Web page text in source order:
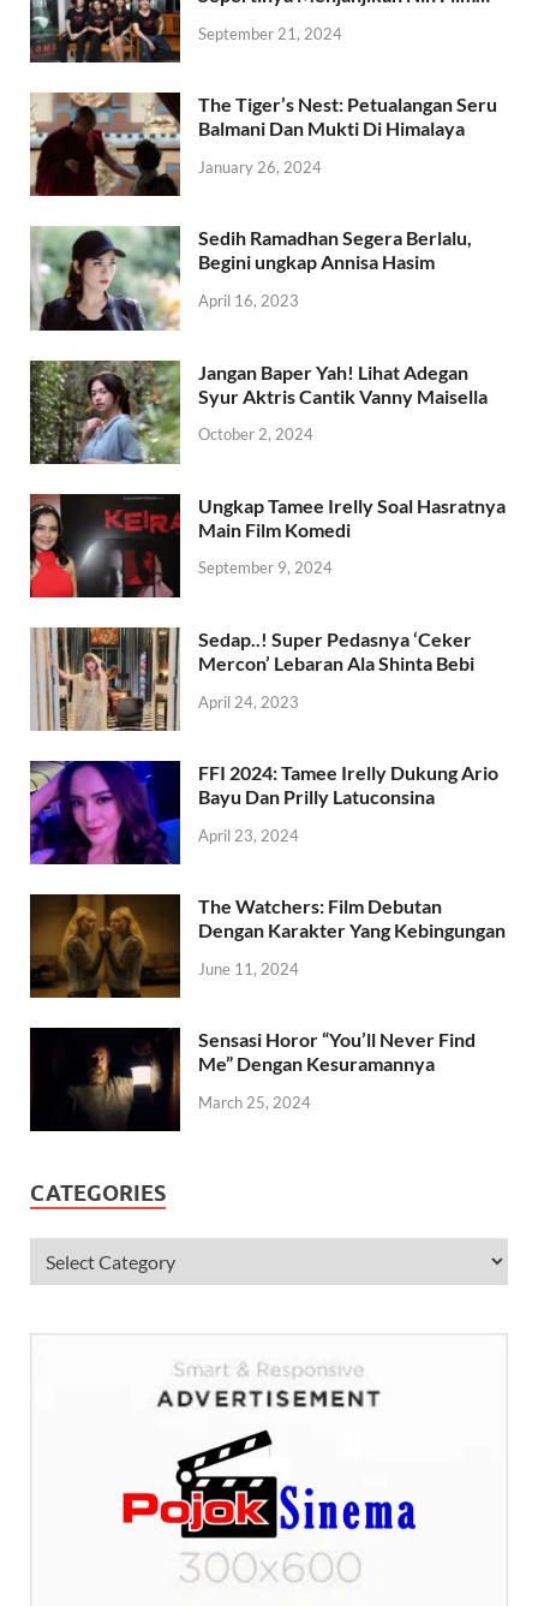
September 21, 2024
The Tiger’s Nest: Petualangan Seru
Balmani Dan Mukti Di Himalaya
January 26, 2024
Sedih Ramadhan Segera Berlalu,
Begini ungkap Annisa Hasim
April 16, 2023
Jangan Baper Yah! Lihat Adegan
Syur Aktris Cantik Vanny Maisella
October 2, 2024
Ungkap Tamee Irelly Soal Hasratnya
Main Film Komedi
September 9, 2024
Sedap..! Super Pedasnya ‘Ceker
Mercon’ Lebaran Ala Shinta Bebi
April 24, 2023
FFI 2024: Tamee Irelly Dukung Ario
Bayu Dan Prilly Latuconsina
April 23, 2024
The Watchers: Film Debutan
Dengan Karakter Yang Kebingungan
June 11, 2024
Sensasi Horor “You’ll Never Find
Me” Dengan Kesuramannya
March 25, 2024
CATEGORIES